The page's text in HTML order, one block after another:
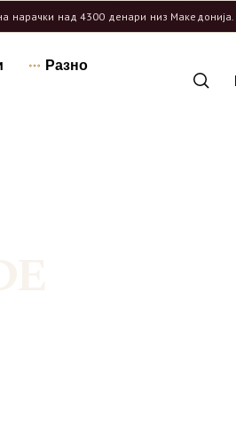
нарачки над 4300 денари низ Македонија.
Разно